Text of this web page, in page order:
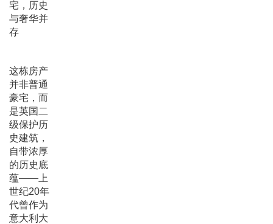
宅，历史
与奢华并
存
这栋房产
并非普通
豪宅，而
是英国二
级保护历
史建筑，
自带浓厚
的历史底
蕴——上
世纪20年
代曾作为
意大利大